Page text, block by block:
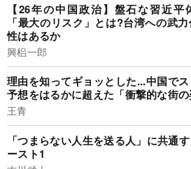
【26年の中国政治】盤石な習近平
「最大のリスク」とは?台湾への武
性はあるか
興梠一郎
理由を知ってギョッとした...中国でス
予想をはるかに超えた「衝撃的な街の
王青
「つまらない人生を送る人」に共通
ースト1